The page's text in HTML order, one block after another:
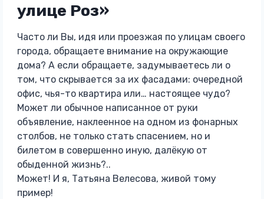
улице Роз»
Часто ли Вы, идя или проезжая по улицам своего
города, обращаете внимание на окружающие
дома? А если обращаете, задумываетесь ли о
том, что скрывается за их фасадами: очередной
офис, чья-то квартира или… настоящее чудо?
Может ли обычное написанное от руки
объявление, наклеенное на одном из фонарных
столбов, не только стать спасением, но и
билетом в совершенно иную, далёкую от
обыденной жизнь?..
Может! И я, Татьяна Велесова, живой тому
пример!